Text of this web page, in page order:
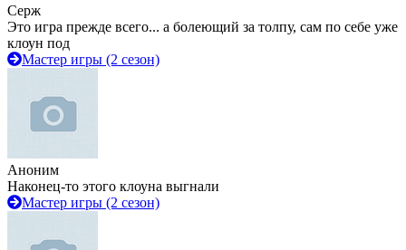
Серж
Это игра прежде всего... а болеющий за толпу, сам по себе уже
клоун под
Мастер игры (2 сезон)
Аноним
Наконец-то этого клоуна выгнали
Мастер игры (2 сезон)